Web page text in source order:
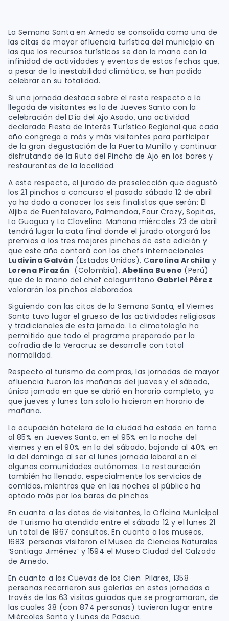
La Semana Santa en Arnedo se consolida como una de
las citas de mayor afluencia turística del municipio en
las que los recursos turísticos se dan la mano con la
infinidad de actividades y eventos de estas fechas que,
a pesar de la inestabilidad climática, se han podido
celebrar en su totalidad.
Si una jornada destaca sobre el resto respecto a la
llegada de visitantes es la de Jueves Santo con la
celebración del Día del Ajo Asado, una actividad
declarada Fiesta de Interés Turístico Regional que cada
año congrega a más y más visitantes para participar
de la gran degustación de la Puerta Munillo y continuar
disfrutando de la Ruta del Pincho de Ajo en los bares y
restaurantes de la localidad.
A este respecto, el jurado de preselección que degustó
los 21 pinchos a concurso el pasado sábado 12 de abril
ya ha dado a conocer los seis finalistas que serán: El
Aljibe de Fuentelavero, Palmondoa, Four Crazy, Sopitas,
La Guagua y La Clavelina. Mañana miércoles 23 de abril
tendrá lugar la cata final donde el jurado otorgará los
premios a los tres mejores pinchos de esta edición y
que este año contará con los chefs internacionales
Ludivina Galván (Estados Unidos), Carolina Archila y
Lorena Pirazán (Colombia),Abelina Bueno (Perú)
que de la mano del chef calagurritano Gabriel Pérez
valorarán los pinchos elaborados.
Siguiendo con las citas de la Semana Santa, el Viernes
Santo tuvo lugar el grueso de las actividades religiosas
y tradicionales de esta jornada. La climatología ha
permitido que todo el programa preparado por la
cofradía de la Veracruz se desarrolle con total
normalidad.
Respecto al turismo de compras, las jornadas de mayor
afluencia fueron las mañanas del jueves y el sábado,
única jornada en que se abrió en horario completo, ya
que jueves y lunes tan solo lo hicieron en horario de
mañana.
La ocupación hotelera de la ciudad ha estado en torno
al 85% en Jueves Santo, en el 95% en la noche del
viernes y en el 90% en la del sábado, bajando al 40% en
la del domingo al ser el lunes jornada laboral en el
algunas comunidades autónomas. La restauración
también ha llenado, especialmente los servicios de
comidas, mientras que en las noches el público ha
optado más por los bares de pinchos.
En cuanto a los datos de visitantes, la Oficina Municipal
de Turismo ha atendido entre el sábado 12 y el lunes 21
un total de 1967 consultas. En cuanto a los museos,
1683 personas visitaron el Museo de Ciencias Naturales
‘Santiago Jiménez’ y 1594 el Museo Ciudad del Calzado
de Arnedo.
En cuanto a las Cuevas de los Cien Pilares, 1358
personas recorrieron sus galerías en estas jornadas a
través de las 63 visitas guiadas que se programaron, de
las cuales 38 (con 874 personas) tuvieron lugar entre
Miércoles Santo y Lunes de Pascua.